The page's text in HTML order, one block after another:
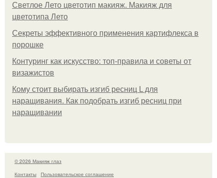
Светлое Лето цветотип макияж. Макияж для
цветотипа Лето
Секреты эффективного применения картифлекса в
порошке
Контуринг как искусство: топ-правила и советы от
визажистов
Кому стоит выбирать изгиб ресниц L для
наращивания. Как подобрать изгиб ресниц при
наращивании
© 2026 Макияж глаз
Контакты
Пользовательское соглашение